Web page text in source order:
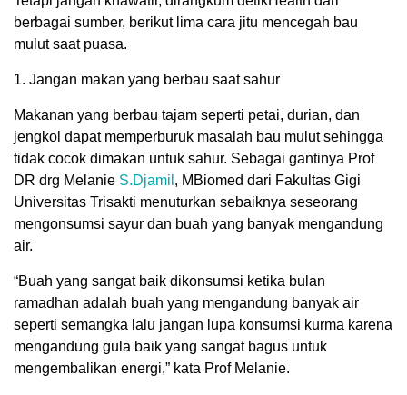
berbagai sumber, berikut lima cara jitu mencegah bau
mulut saat puasa.
1. Jangan makan yang berbau saat sahur
Makanan yang berbau tajam seperti petai, durian, dan
jengkol dapat memperburuk masalah bau mulut sehingga
tidak cocok dimakan untuk sahur. Sebagai gantinya Prof
DR drg Melanie S.Djamil , MBiomed dari Fakultas Gigi
Universitas Trisakti menuturkan sebaiknya seseorang
mengonsumsi sayur dan buah yang banyak mengandung
air.
“Buah yang sangat baik dikonsumsi ketika bulan
ramadhan adalah buah yang mengandung banyak air
seperti semangka lalu jangan lupa konsumsi kurma karena
mengandung gula baik yang sangat bagus untuk
mengembalikan energi,” kata Prof Melanie.